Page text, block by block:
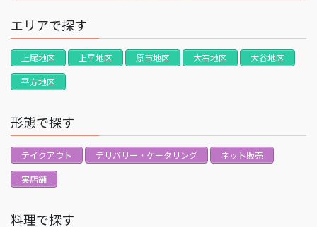
エリアで探す
上尾地区 上平地区 原市地区 大石地区
大谷地区
平方地区
形態で探す
テイクアウト デリバリー・ケータリング
ネット販売
実店舗
料理で探す